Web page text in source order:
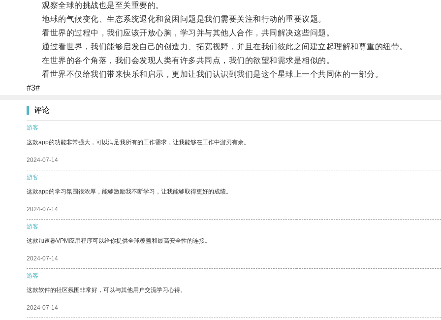
观察全球的挑战也是至关重要的。
地球的气候变化、生态系统退化和贫困问题是我们需要关注和行动的重要议题。
看世界的过程中，我们应该开放心胸，学习并与其他人合作，共同解决这些问题。
通过看世界，我们能够启发自己的创造力、拓宽视野，并且在我们彼此之间建立起理解和尊重的纽带。
在世界的各个角落，我们会发现人类有许多共同点，我们的欲望和需求是相似的。
看世界不仅给我们带来快乐和启示，更加让我们认识到我们是这个星球上一个共同体的一部分。
#3#
评论
游客
这款app的功能非常强大，可以满足我所有的工作需求，让我能够在工作中游刃有余。
2024-07-14
游客
这款app的学习氛围很浓厚，能够激励我不断学习，让我能够取得更好的成绩。
2024-07-14
游客
这款加速器VPM应用程序可以给你提供全球覆盖和最高安全性的连接。
2024-07-14
游客
这款软件的社区氛围非常好，可以与其他用户交流学习心得。
2024-07-14